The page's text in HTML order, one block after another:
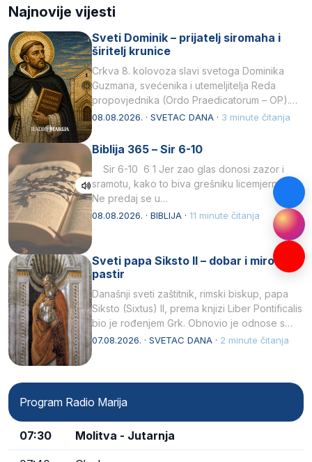
Najnovije vijesti
Sveti Dominik – prijatelj siromaha i
širitelj krunice
Crkva 8. kolovoza slavi svetoga Dominika
Guzmana, svećenika i utemeljitelja Reda
propovjednika (Ordo Praedicatorum – OP).
Svojim životom, dubokom ljubavlju prema
08.08.2026. · SVETAC DANA · 3 minute čitanja
Biblija 365 – Sir 6-10
Sir 6-10 6 1 Jer zao glas donosi zazor i
sramotu, kako to biva grešniku licemjernom.2
Ne predaj se u…
08.08.2026. · BIBLIJA · 11 minute čitanja
Sveti papa Siksto II – dobar i miroljubiv
pastir
Današnji sveti zaštitnik, rimski biskup, papa
Siksto (Sixtus) II, prema knjizi Liber Pontificalis
bio je rođenjem Grk. Obnovio je odnose s
afričkim…
07.08.2026. · SVETAC DANA · 2 minute čitanja
Program Radio Marija
07:30 Molitva - Jutarnja